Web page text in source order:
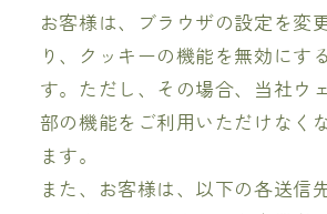
お客様は、ブラウザの設定を変
り、クッキーの機能を無効にす
す。ただし、その場合、当社ウ
部の機能をご利用いただけなく
ます。
また、お客様は、以下の各送信